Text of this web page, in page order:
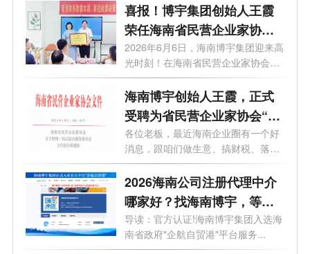
喜报！博宇集团创始人王霞
荣任海南省民营企业家协会
副会长、财税一站式综合服
务委员会主任
2026年6月6日，海南博宇集团迎来高
光时刻！在海南省民营企业家协会举
行的授...
海南博宇创始人王霞，正式
受聘为省民营企业家协会“财
税一站式服务委员会”主任
各位老板，最近海南企业圈有一个好
消息，跟咱们做生意、搞财税、落地
自贸...
2026海南公司注册代理中介
哪家好？找海南博宇，等于
上了"官方保险"
导读：官方认证!海南博宇集团入选海
南省政府"企航自贸港"平台服务...